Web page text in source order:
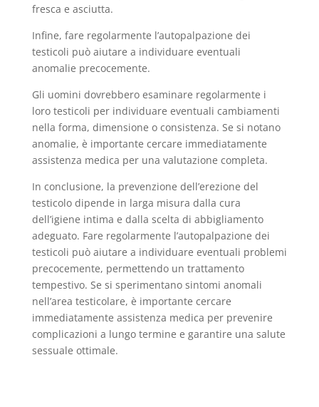
fresca e asciutta.
Infine, fare regolarmente l’autopalpazione dei
testicoli può aiutare a individuare eventuali
anomalie precocemente.
Gli uomini dovrebbero esaminare regolarmente i
loro testicoli per individuare eventuali cambiamenti
nella forma, dimensione o consistenza. Se si notano
anomalie, è importante cercare immediatamente
assistenza medica per una valutazione completa.
In conclusione, la prevenzione dell’erezione del
testicolo dipende in larga misura dalla cura
dell’igiene intima e dalla scelta di abbigliamento
adeguato. Fare regolarmente l’autopalpazione dei
testicoli può aiutare a individuare eventuali problemi
precocemente, permettendo un trattamento
tempestivo. Se si sperimentano sintomi anomali
nell’area testicolare, è importante cercare
immediatamente assistenza medica per prevenire
complicazioni a lungo termine e garantire una salute
sessuale ottimale.